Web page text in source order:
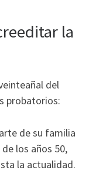
la
del
probatorios:
de su familia
los años 50,
la actualidad.